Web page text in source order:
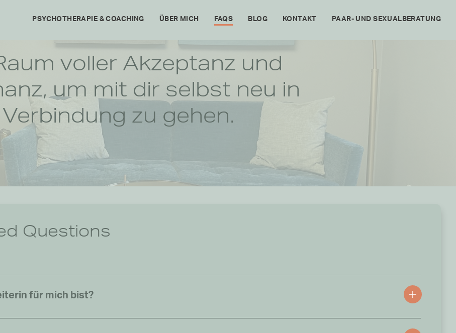
PSYCHOTHERAPIE & COACHING ÜBER MICH FAQS BLOG KONTAKT PAAR- UND SEXUALBERATUNG
voller Akzeptanz und
um mit dir selbst neu in
Verbindung zu gehen.
Questions
für mich bist?